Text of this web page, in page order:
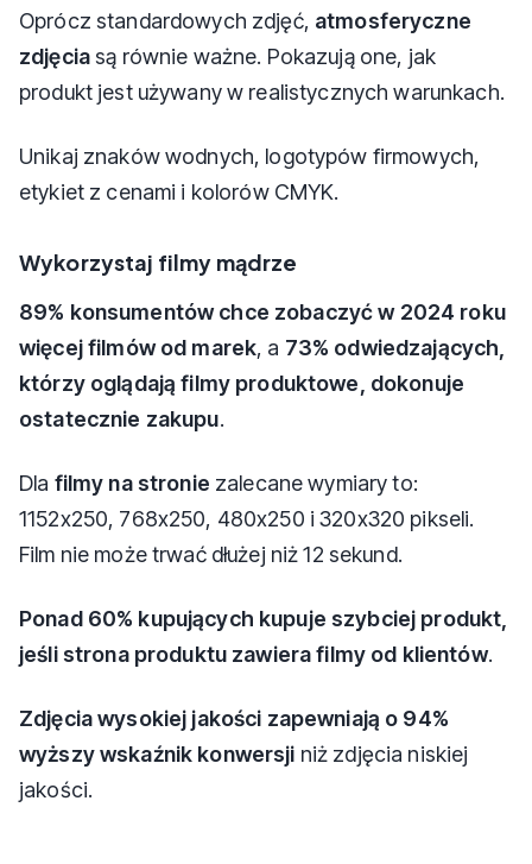
Oprócz standardowych zdjęć, atmosferyczne
zdjęciasą równie ważne. Pokazują one, jak
produkt jest używany w realistycznych warunkach.
Unikaj znaków wodnych, logotypów firmowych,
etykiet z cenami i kolorów CMYK.
Wykorzystaj filmy mądrze
89% konsumentów chce zobaczyć w 2024 roku
więcej filmów od marek, a 73% odwiedzających,
którzy oglądają filmy produktowe, dokonuje
ostatecznie zakupu.
Dla filmy na stronie zalecane wymiary to:
1152x250, 768x250, 480x250 i 320x320 pikseli.
Film nie może trwać dłużej niż 12 sekund.
Ponad 60% kupujących kupuje szybciej produkt,
jeśli strona produktu zawiera filmy od klientów.
Zdjęcia wysokiej jakości zapewniają o 94%
wyższy wskaźnik konwersji niż zdjęcia niskiej
jakości.